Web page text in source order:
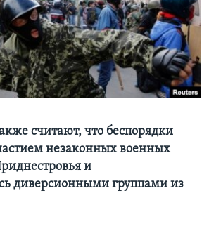
считают, что беспорядки
незаконных военных
и
диверсионными группами из